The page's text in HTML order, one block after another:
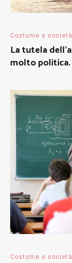
Costume e società
La tutela
molto politica.
Costume e società